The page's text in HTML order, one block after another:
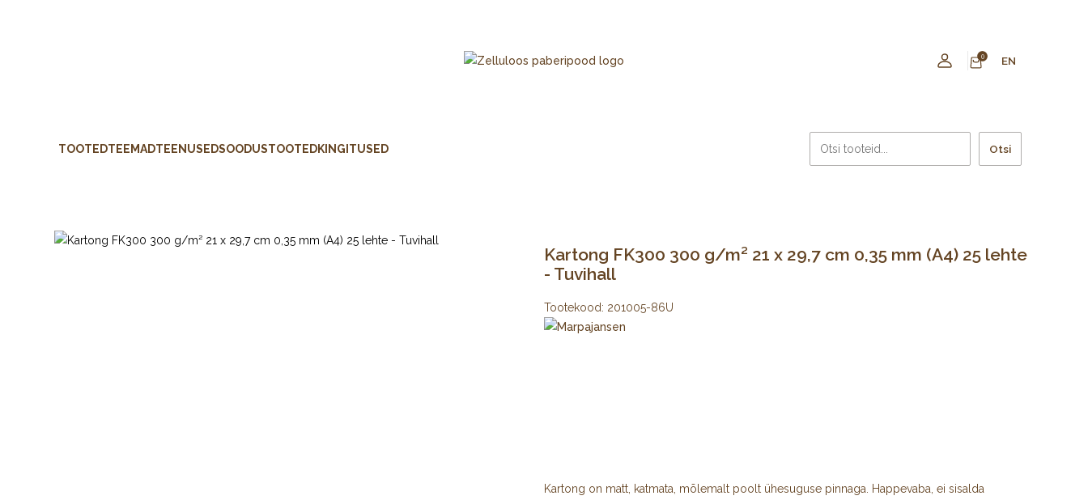
0 EN
TOOTEDTEEMADTEENUSEDSOODUSTOOTEDKINGITUSED Otsi
Kartong FK300 300 g/m² 21 x 29,7 cm 0,35 mm (A4) 25 lehte
- Tuvihall
Tootekood: 201005-86U
Kartong on matt, katmata, mõlemalt poolt ühesuguse pinnaga. Happevaba, ei sisalda